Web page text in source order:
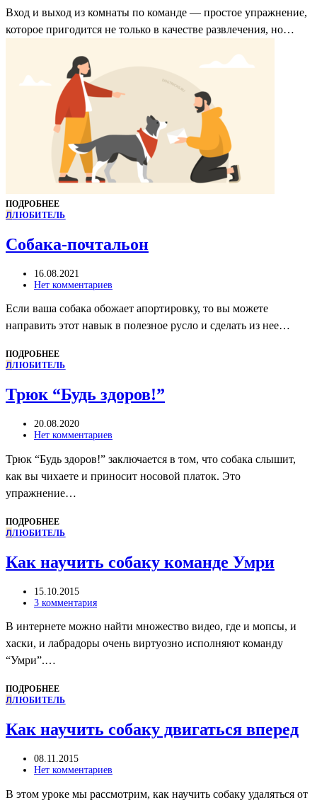
Вход и выход из комнаты по команде — простое упражнение,
которое пригодится не только в качестве развлечения, но…
ПОДРОБНЕЕ
ЛЛЮБИТЕЛЬ
Собака-почтальон
16.08.2021
Нет комментариев
Если ваша собака обожает апортировку, то вы можете
направить этот навык в полезное русло и сделать из нее…
ПОДРОБНЕЕ
ЛЛЮБИТЕЛЬ
Трюк “Будь здоров!”
20.08.2020
Нет комментариев
Трюк “Будь здоров!” заключается в том, что собака слышит,
как вы чихаете и приносит носовой платок. Это
упражнение…
ПОДРОБНЕЕ
ЛЛЮБИТЕЛЬ
Как научить собаку команде Умри
15.10.2015
3 комментария
В интернете можно найти множество видео, где и мопсы, и
хаски, и лабрадоры очень виртуозно исполняют команду
“Умри”.…
ПОДРОБНЕЕ
ЛЛЮБИТЕЛЬ
Как научить собаку двигаться вперед
08.11.2015
Нет комментариев
В этом уроке мы рассмотрим, как научить собаку удаляться от